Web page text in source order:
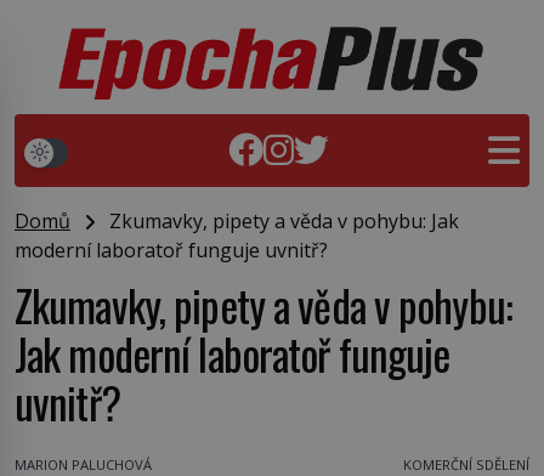
Domů
Zkumavky, pipety a věda v pohybu: Jak
moderní laboratoř funguje uvnitř?
Zkumavky, pipety a věda v pohybu:
Jak moderní laboratoř funguje
uvnitř?
MARION PALUCHOVÁ KOMERČNÍ SDĚLENÍ